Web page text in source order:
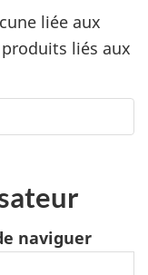
liée aux
liés aux
naviguer